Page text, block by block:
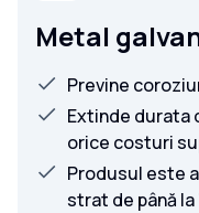
Metal
Previne
Extinde durata
orice costuri
Produsul este
strat de până la